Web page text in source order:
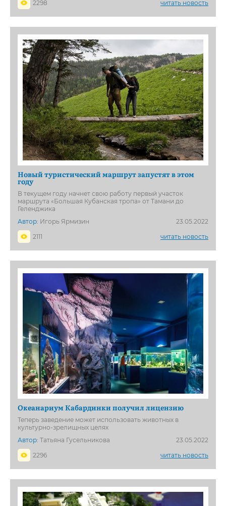
2298 читать новость
Новый туристический маршрут запустят в этом
году
В текущем году начнет свою работу первый участок
маршрута «Большая Кубанская тропа» от Тамани до
Геленджика
Автор: Игорь Ярмизин
23.05.2022
2111
читать новость
Океанариум Кабардинки получил лицензию
Теперь заведение может использовать животных в
культурно-зрелищных целях
Автор: Татьяна Гусельникова
23.05.2022
2296
читать новость